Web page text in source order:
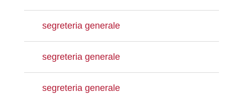
segreteria generale
segreteria generale
segreteria generale